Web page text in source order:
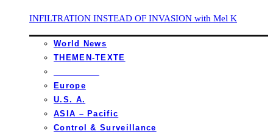
INFILTRATION INSTEAD OF INVASION with Mel K
World News
THEMEN-TEXTE
Europe
U.S. A.
ASIA – Pacific
Control & Surveillance